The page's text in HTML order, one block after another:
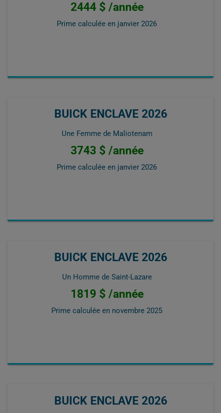
2444 $ /année
Prime calculée en janvier 2026
BUICK ENCLAVE 2026
Une Femme de Maliotenam
3743 $ /année
Prime calculée en janvier 2026
BUICK ENCLAVE 2026
Un Homme de Saint-Lazare
1819 $ /année
Prime calculée en novembre 2025
BUICK ENCLAVE 2026